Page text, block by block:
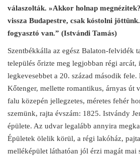
válaszolták. »Akkor holnap
vissza Budapestre, csak kóstolni
fogyasztó van.” (Istvándi Tamás)
Szentbékkálla az egész Balaton-felvidék
település őrizte meg legjobban régi arcát,
legkevesebbet a 20. század második fele.
Kőtenger, mellette romantikus, árnyas út
falu közepén jellegzetes, méretes fehér
szemünk, rajta évszám: 1825. Istvándy
épülete. Az udvar legalább annyira
Épületek ölelik körül, a régi lakóház,
melléképület láthatóan jól érzi magát mai